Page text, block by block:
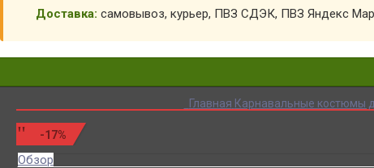
Доставка: самовывоз, курьер, ПВЗ СДЭК, ПВЗ Яндекс
Главная Карнавальные костюмы
-17%
Обзор